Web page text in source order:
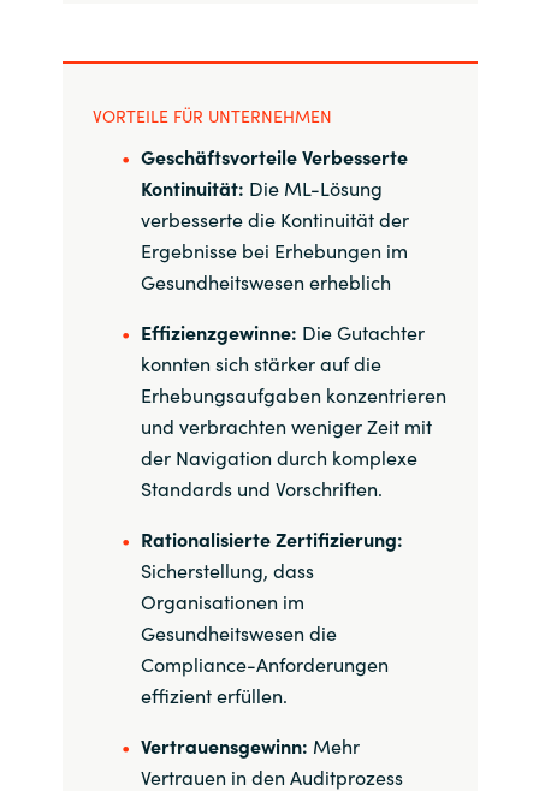
VORTEILE FÜR UNTERNEHMEN
Geschäftsvorteile Verbesserte
Kontinuität: Die ML-Lösung
verbesserte die Kontinuität der
Ergebnisse bei Erhebungen im
Gesundheitswesen erheblich
Effizienzgewinne: Die Gutachter
konnten sich stärker auf die
Erhebungsaufgaben konzentrieren
und verbrachten weniger Zeit mit
der Navigation durch komplexe
Standards und Vorschriften.
Rationalisierte Zertifizierung:
Sicherstellung, dass
Organisationen im
Gesundheitswesen die
Compliance-Anforderungen
effizient erfüllen.
Vertrauensgewinn: Mehr
Vertrauen in den Auditprozess